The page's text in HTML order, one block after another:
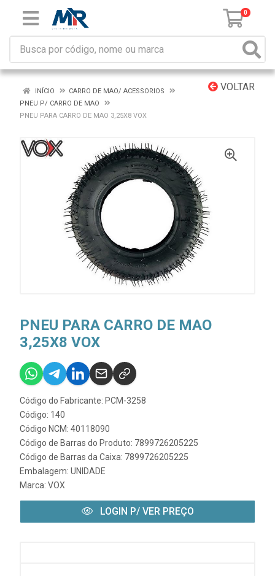
0
VOLTAR
INÍCIO
CARRO DE MAO/ ACESSORIOS
PNEU P/ CARRO DE MAO
PNEU PARA CARRO DE MAO 3,25X8 VOX
PNEU PARA CARRO DE MAO
3,25X8 VOX
Código do Fabricante: PCM-3258
Código: 140
Código NCM: 40118090
Código de Barras do Produto: 7899726205225
Código de Barras da Caixa: 7899726205225
Embalagem: UNIDADE
Marca: VOX
LOGIN P/ VER PREÇO